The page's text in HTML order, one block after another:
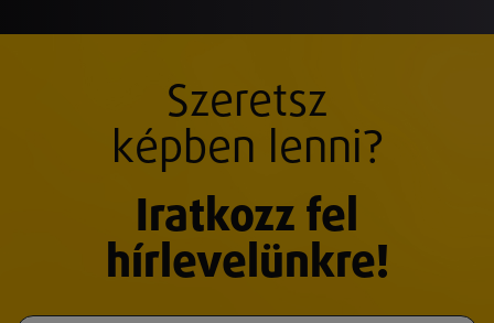
Szeretsz
képben lenni?
Iratkozz fel
hírlevelünkre!